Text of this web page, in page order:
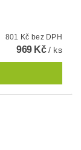
801 Kč bez DPH
969 Kč/ ks